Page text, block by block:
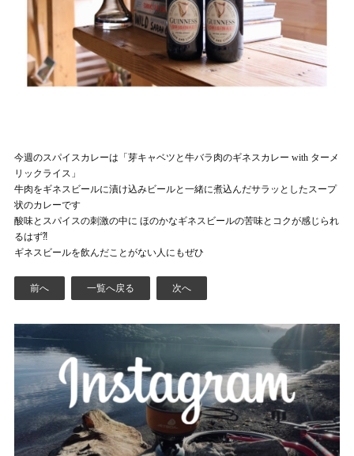
今週のスパイスカレーは「芽キャベツと牛バラ肉のギネスカレー with ターメ
リックライス」
牛肉をギネスビールに漬け込みビールと一緒に煮込んだサラッとしたスープ
状のカレーです
酸味とスパイスの刺激の中に ほのかなギネスビールの苦味とコクが感じられ
るはず⁈
ギネスビールを飲んだことがない人にもぜひ
前へ 一覧へ戻る 次へ